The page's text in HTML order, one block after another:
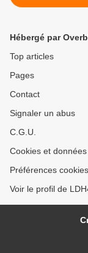
en Iran
Hébergé par
Top articles
Pages
Contact
Signaler un abus
C.G.U.
Cookies et
Préférences cookies
Voir le profil de